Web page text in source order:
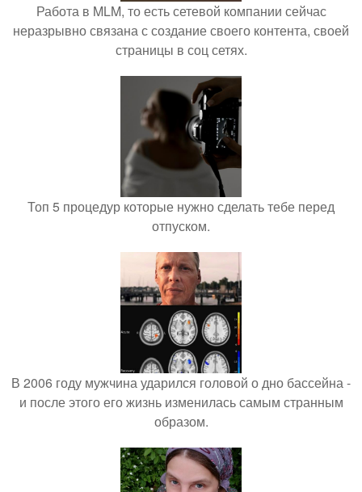
Работа в MLM, то есть сетевой компании сейчас
неразрывно связана с создание своего контента, своей
страницы в соц сетях.
Топ 5 процедур которые нужно сделать тебе перед
отпуском.
В 2006 году мужчина ударился головой о дно бассейна -
и после этого его жизнь изменилась самым странным
образом.